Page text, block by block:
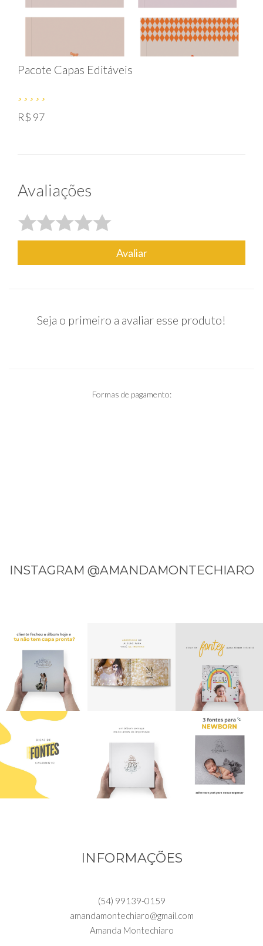
Pacote Capas Editáveis
R$ 97
Avaliações
Avaliar
Seja o primeiro a avaliar esse produto!
Formas de pagamento:
INSTAGRAM @AMANDAMONTECHIARO
INFORMAÇÕES
(54) 99139-0159
amandamontechiaro@gmail.com
Amanda Montechiaro